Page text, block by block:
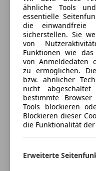
Notbremsassistent
Notrufsystem
Seitenairbag
Servolenkung
Tagfahrlicht
Traktionskontrolle
Wegfahrsperre
Xenonscheinwerfer
Extras
Dachreling
Spracherkennung
Dachhimmel Stoff,
Einparkhilfe vorn
optisch mit
Fahrer-
Geschwindigkeits-
Harnstofftank
Innenspiegel mit
Isofix-Aufnahmen
Kraftstofftank: 54
Lenkrad (Leder -
Mittelarmlehne
anpassen
Freischaden-
Auto einfach
ähnliche Tools
essentielle
die einwandfreie
sicherstellen. Sie
von
Funktionen wie
von Anmeldedaten
zu ermöglichen.
bzw. ähnlicher
nicht
bestimmte
Tools blockieren
Blockieren dieser
die Funktionalität
Erweiterte